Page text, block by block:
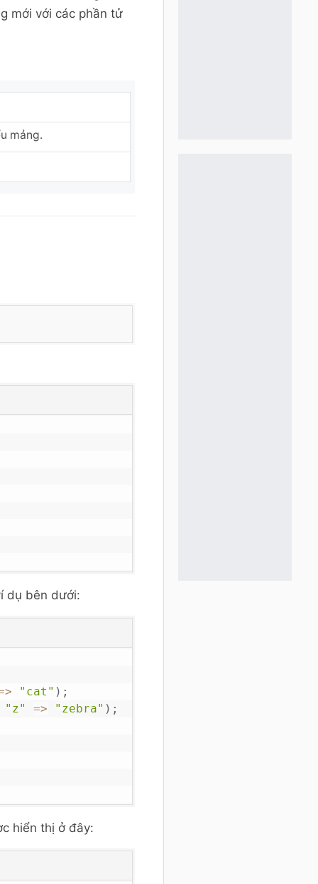
mới với các phần tử
mảng.
dụ bên dưới:
"cat" ) ;
"z" => "zebra" ) ;
hiển thị ở đây: